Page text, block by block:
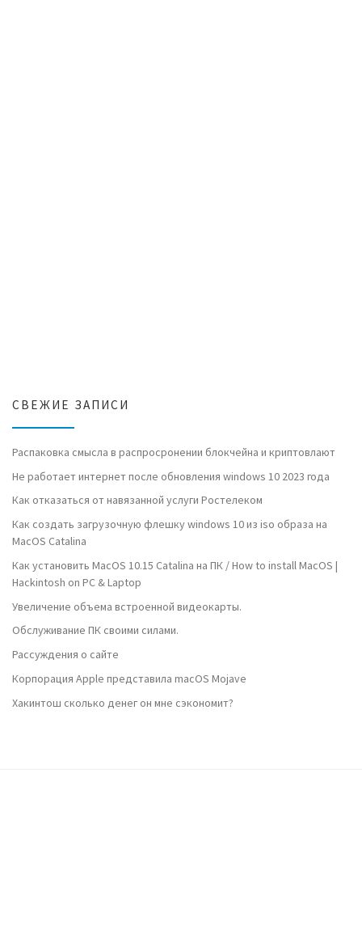
СВЕЖИЕ ЗАПИСИ
Распаковка смысла в распросронении блокчейна и криптовлают
Не работает интернет после обновления windows 10 2023 года
Как отказаться от навязанной услуги Ростелеком
Как создать загрузочную флешку windows 10 из iso образа на
MacOS Catalina
Как установить MacOS 10.15 Catalina на ПК / How to install MacOS |
Hackintosh on PC & Laptop
Увеличение объема встроенной видеокарты.
Обслуживание ПК своими силами.
Рассуждения о сайте
Корпорация Apple представила macOS Mojave
Хакинтош сколько денег он мне сэкономит?